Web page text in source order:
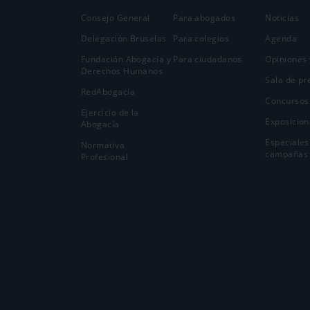
Consejo General
Delegación Bruselas
Fundación Abogacía y
Derechos Humanos
RedAbogacía
Ejercicio de la
Abogací­a
Normativa
Profesional
Para abogados
Para colegios
Para ciudadanos
Noticias
Agenda
Opiniones
Sala de
Concursos
campañas